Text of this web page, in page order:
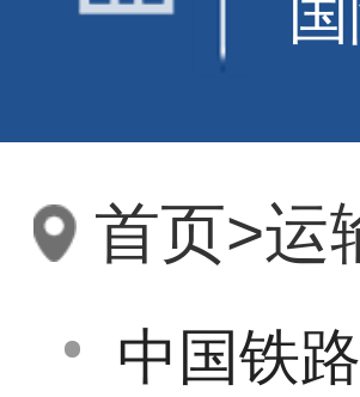
首页>运
中国铁